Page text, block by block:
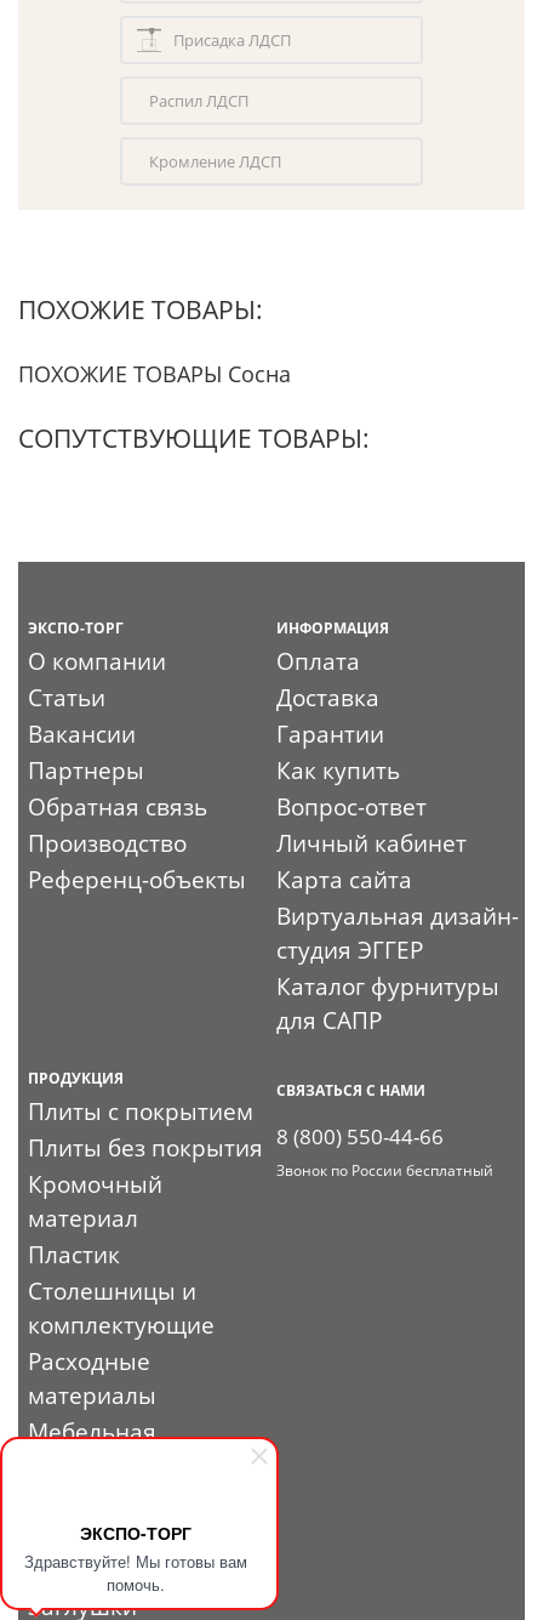
ЭКСПО-ТОРГ
Здравствуйте! Мы готовы вам
помочь.
Присадка ЛДСП
Распил ЛДСП
Кромление ЛДСП
ПОХОЖИЕ ТОВАРЫ:
ПОХОЖИЕ ТОВАРЫ Сосна
СОПУТСТВУЮЩИЕ ТОВАРЫ:
ЭКСПО-ТОРГ
О компании
Статьи
Вакансии
Партнеры
Обратная связь
Производство
Референц-объекты
ИНФОРМАЦИЯ
Оплата
Доставка
Гарантии
Как купить
Вопрос-ответ
Личный кабинет
Карта сайта
Виртуальная дизайн-
студия ЭГГЕР
Каталог фурнитуры
для САПР
ПРОДУКЦИЯ
Плиты с покрытием
Плиты без покрытия
Кромочный
материал
Пластик
Столешницы и
комплектующие
Расходные
материалы
Мебельная
профиль и
фурнитура
Заглушки
СВЯЗАТЬСЯ С НАМИ
8 (800) 550-44-66
Звонок по России бесплатный